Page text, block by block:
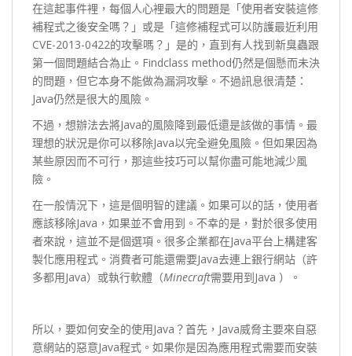
在這起事件裡，每個人心裡最大的問題是「使用者安裝這修
補程式之後安全嗎？」或是「這修補程式可以防護最近利用
CVE-2013-0422的攻擊嗎？」是的，直到有人找到新臭蟲跟
第一個問題結合為止。Findclass method仍然是個懸而未決
的問題，但它本身不能做為漏洞攻擊。不過訊息很清楚：
Java仍然是很大的風險。
不過，想辦法去將Java的風險降到最低還是該做的事情。最
理想的狀況是你可以移除Java以完全避免風險。但如果因為
某些原因而不可行，那這些技巧可以幫你盡可能地減少風
險。
在一般情況下，這是個明智的建議。如果可以的話，使用者
應該移除Java，如果並不會用到。不幸的是，對於很多使用
者來說，這並不是個選項。很多企業都在Java平台上構建客
製化應用程式。消費者可能還需要Java去連上銀行網站（許
多都用Java）或執行軟體（Minecraft需要用到Java ）。
所以，要如何安全的使用Java？首先，Java威脅主要來自惡
意網站的惡意Java程式。如果你是因為應用程式需要而安裝